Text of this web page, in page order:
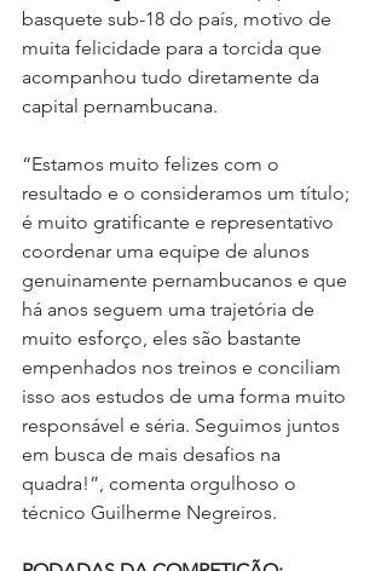
basquete sub-18 do país, motivo de
muita felicidade para a torcida que
acompanhou tudo diretamente da
capital pernambucana.
“Estamos muito felizes com o
resultado e o consideramos um título;
é muito gratificante e representativo
coordenar uma equipe de alunos
genuinamente pernambucanos e que
há anos seguem uma trajetória de
muito esforço, eles são bastante
empenhados nos treinos e conciliam
isso aos estudos de uma forma muito
responsável e séria. Seguimos juntos
em busca de mais desafios na
quadra!”, comenta orgulhoso o
técnico Guilherme Negreiros.